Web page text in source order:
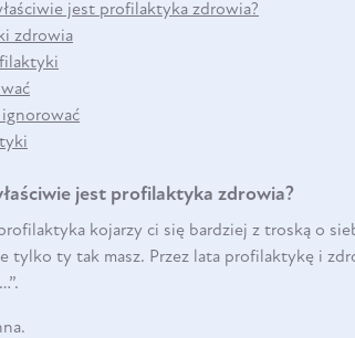
jest profilaktyka zdrowia?
zdrowia
ignorować
jest profilaktyka zdrowia?
kojarzy ci się bardziej z troską o
tylko ty tak masz. Przez lata profilaktykę i